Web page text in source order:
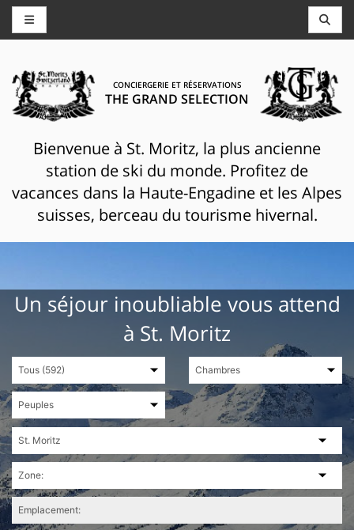
CONCIERGERIE ET RÉSERVATIONS
THE GRAND SELECTION
Bienvenue à St. Moritz, la plus ancienne
station de ski du monde. Profitez de
vacances dans la Haute-Engadine et les Alpes
suisses, berceau du tourisme hivernal.
Un séjour inoubliable vous attend
à St. Moritz